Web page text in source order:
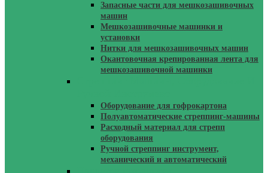
Запасные части для мешкозашивочных
машин
Мешкозашивочные машинки и
установки
Нитки для мешкозашивочных машин
Окантовочная крепированная лента для
мешкозашивочной машинки
Оборудование для гофрокартона
Полуавтоматические стреппинг-машины
Расходный материал для стрепп
оборудования
Ручной стреппинг инструмент,
механический и автоматический